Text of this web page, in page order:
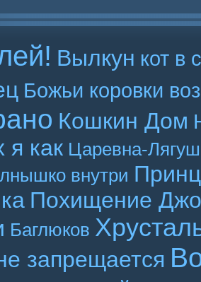
Вылкун кот в
Божьи коровки
Кошкин Дом
я как Царевна-
внутри
Похищение
Баглюков
запрещается